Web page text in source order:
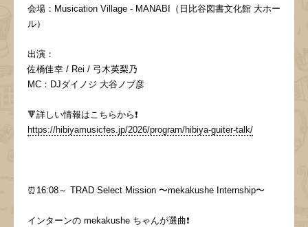
会場：Musication Village - MANABI（日比谷図書文化館 大ホー
ル）
出演：
佐橋佳幸 / Rei / 弓木英梨乃
MC：DJダイノジ 大谷ノブ彦
🔻詳しい情報はこちらから❗️
https://hibiyamusicfes.jp/2026/program/hibiya-guiter-talk/
⏰16:08～ TRAD Select Mission 〜mekakushe Internship〜
インターンの mekakushe ちゃんが選曲❗️